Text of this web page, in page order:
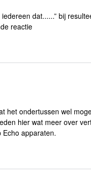
dat......” bij
reactie
het ondertussen wel
hier wat meer over
Echo apparaten.